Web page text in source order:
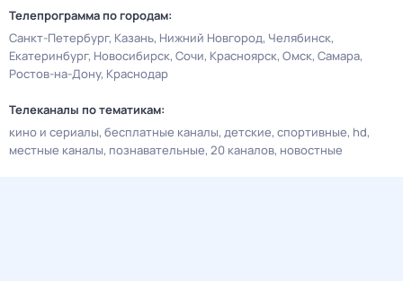
Телепрограмма по городам:
Санкт-Петербург Казань Нижний Новгород Челябинск
Екатеринбург Новосибирск Сочи Красноярск Омск Самара
Ростов-на-Дону Краснодар
Телеканалы по тематикам:
кино и сериалы бесплатные каналы детские спортивные hd
местные каналы познавательные 20 каналов новостные